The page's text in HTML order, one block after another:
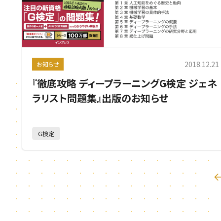
お知らせ 2018.12.21
『徹底攻略 ディープラーニングG検定 ジェネ
ラリスト問題集』出版のお知らせ
G検定